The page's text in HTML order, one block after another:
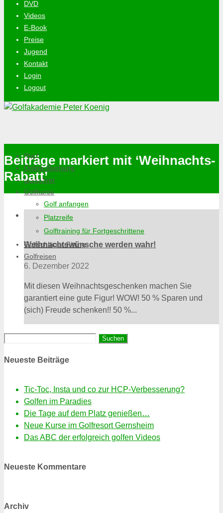
DVD
Videos
E-Book
Preise
Jugend
Kontakt
Login
Logout
Start
Online-Buchung
Golflehrer
Golfkurse
Golf anfangen
Platzreife
Golftraining für Fortgeschrittene
Golfschläger-Fitting
Golfreisen
Beiträge markiert mit ‘Weihnachts-
Rabatt’
Weihnachtswünsche werden wahr!
6. Dezember 2022
Mit diesen Weihnachtsgeschenken machen Sie
garantiert eine gute Figur! WOW! 50 % Sparen und
(sich) Freude schenken!! 50 %...
Neueste Beiträge
Tic-Toc, Insta und co zur HCP-Verbesserung?
Golfen im Paradies
Die Tage auf dem Platz genießen…
Neue Kurse im Golfresort Gernsheim
Das ABC der erfolgreich golfen Videos
Neueste Kommentare
Archiv